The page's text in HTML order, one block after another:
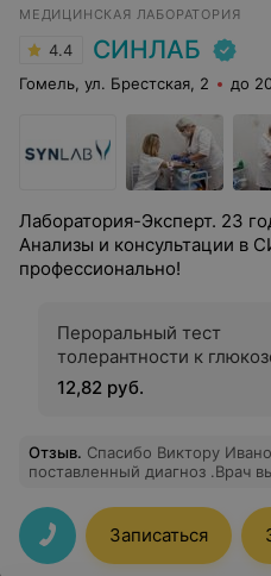
МЕДИЦИНСКАЯ ЛАБОРАТОРИЯ
4.4 СИНЛАБ
Гомель, ул. Брестская, 2 до
Лаборатория-Эксперт. 23
Анализы и консультации в
профессионально!
Пероральный тест
толерантности к
12,82 руб.
Отзыв. Спасибо Виктору
поставленный диагноз .Врач
Записаться